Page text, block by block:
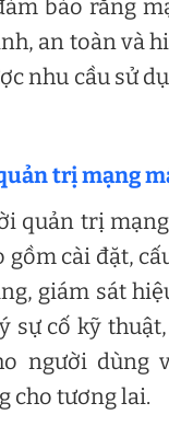
bảo rằng
an toàn và
nhu cầu sử
trị mạng
quản trị
gồm cài đặt,
giám sát
sự cố kỹ
người dùng
cho tương lai.